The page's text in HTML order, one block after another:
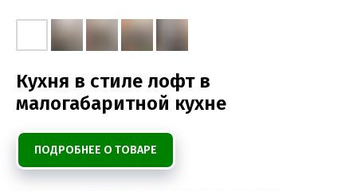
Кухня в стиле лофт в
малогабаритной кухне
ПОДРОБНЕЕ О ТОВАРЕ